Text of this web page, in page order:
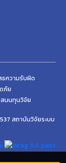
ธความรับผิด
ภัย
นนทุนวิจัย
สถาบันวิจัยระบบ